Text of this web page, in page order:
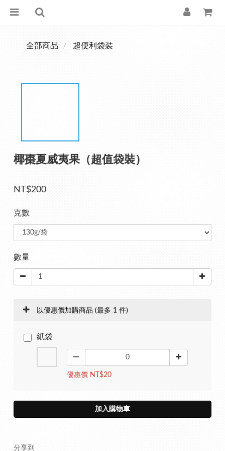
全部商品 超便利袋裝
椰棗夏威夷果（超值袋裝）
NT$200
克數
數量
以優惠價加購商品 (最多 1 件)
紙袋
優惠價 NT$20
加入購物車
分享到